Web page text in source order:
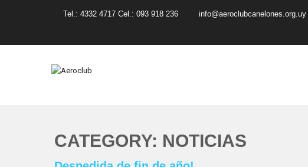
Tel.: 4332 4717 Cel.: 093 918 236 info@aeroclubcanelones.org.uy
CATEGORY: NOTICIAS